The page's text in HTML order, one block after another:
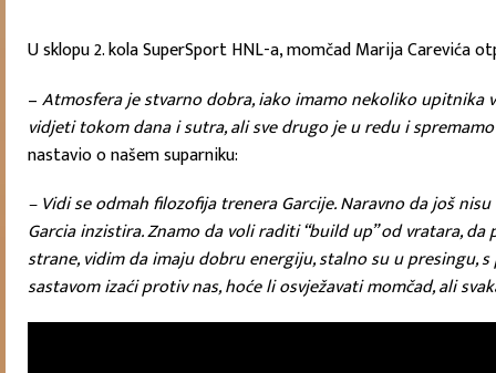
U sklopu 2. kola SuperSport HNL-a, momčad Marija
–Atmosfera je stvarno dobra, iako imamo nekoliko upitnika
vidjeti tokom dana i sutra, ali sve drugo je u redu i
nastavio o našem suparniku:
– Vidi se odmah filozofija trenera Garcije. Naravno da još
Garcia inzistira. Znamo da voli raditi “build up” od vratara,
strane, vidim da imaju dobru energiju, stalno su u presingu,
sastavom izaći protiv nas, hoće li osvježavati momčad, ali